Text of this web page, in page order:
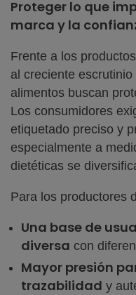
Proteger lo que
marca y la
Frente a los
al creciente
alimentos buscan
Los consumidores
etiquetado preciso y
especialmente a
dietéticas se
Para los productores
Una base de
diversa con
Mayor presión
trazabilidad y